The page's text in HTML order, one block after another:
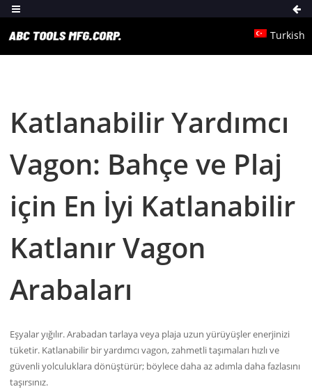
Turkish
Katlanabilir Yardımcı
Vagon: Bahçe ve Plaj
için En İyi Katlanabilir
Katlanır Vagon
Arabaları
Eşyalar yığılır. Arabadan tarlaya veya plaja uzun yürüyüşler enerjinizi
tüketir. Katlanabilir bir yardımcı vagon, zahmetli taşımaları hızlı ve
güvenli yolculuklara dönüştürür; böylece daha az adımla daha fazlasını
taşırsınız.